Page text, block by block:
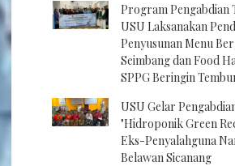
Program Pengabdian
USU Laksanakan
Penyusunan Menu
Seimbang dan Food
SPPG Beringin
USU Gelar
"Hidroponik Green
Eks-Penyalahguna
Belawan Sicanang